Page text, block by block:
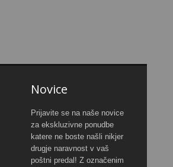
Novice
Prijavite se na naše novice
za ekskluzivne ponudbe
katere ne boste našli nikjer
drugje naravnost v vaš
poštni predal! Z označenim